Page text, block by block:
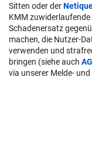
Sitten oder der
KMM
Schadenersatz
machen, die Nutzer-
verwenden und
bringen (siehe auch
via unserer Melde-